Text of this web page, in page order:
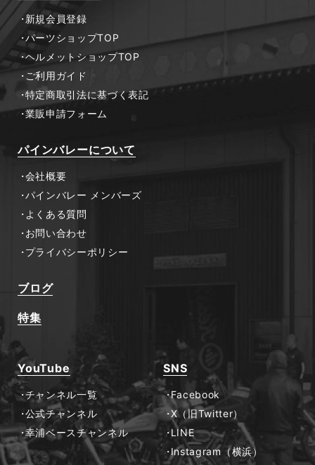
新規会員登録
パーツショップTOP
ヘルメットショップTOP
ご利用ガイド
特定商取引法に基づく表記
業販申請フォーム
パインバレーについて
会社概要
パインバレー メンバーズ
よくある質問
お問い合わせ
プライバシーポリシー
ブログ
特集
YouTube
チャンネル一覧
公式チャンネル
幸浦ベースチャンネル
SNS
Facebook
X（旧Twitter）
LINE
Instagram（横浜）